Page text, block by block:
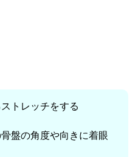
トレッチをする
盤の角度や向きに着眼